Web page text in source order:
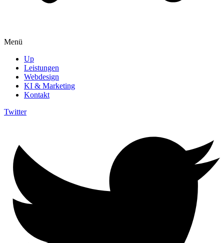
Menü
Up
Leistungen
Webdesign
KI & Marketing
Kontakt
Twitter